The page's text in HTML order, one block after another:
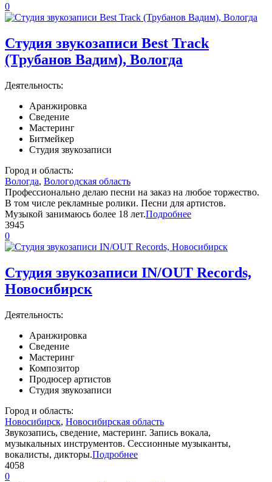
0
Cтудия звукозаписи Best Track
(Трубанов Вадим), Вологда
Деятельность:
Аранжировка
Сведение
Мастеринг
Битмейкер
Студия звукозаписи
Город и область:
Вологда, Вологодская область
Профессионально делаю песни на заказ на любое торжество.
В том числе рекламные ролики. Песни для артистов.
Музыкой занимаюсь более 18 лет.Подробнее
3945
0
Студия звукозаписи IN/OUT Records,
Новосибирск
Деятельность:
Аранжировка
Сведение
Мастеринг
Композитор
Продюсер артистов
Студия звукозаписи
Город и область:
Новосибирск, Новосибирская область
Звукозапись, сведение, мастеринг. Запись вокала,
музыкальных инструментов. Сессионные музыканты,
вокалисты, дикторы.Подробнее
4058
0